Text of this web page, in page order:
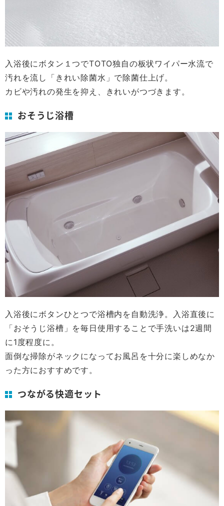
入浴後にボタン１つでTOTO独自の板状ワイパー水流で
汚れを流し「きれい除菌水」で除菌仕上げ。
カビや汚れの発生を抑え、きれいがつづきます。
おそうじ浴槽
入浴後にボタンひとつで浴槽内を自動洗浄。入浴直後に
「おそうじ浴槽」を毎日使用することで手洗いは2週間
に1度程度に。
面倒な掃除がネックになってお風呂を十分に楽しめなか
った方におすすめです。
つながる快適セット